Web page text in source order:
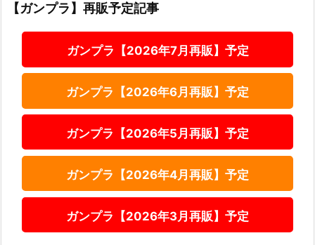
【ガンプラ】再販予定記事
ガンプラ【2026年7月再販】予定
ガンプラ【2026年6月再販】予定
ガンプラ【2026年5月再販】予定
ガンプラ【2026年4月再販】予定
ガンプラ【2026年3月再販】予定